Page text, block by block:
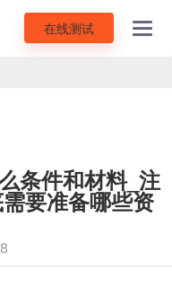
在线测试
条件和材料_注
要准备哪些资